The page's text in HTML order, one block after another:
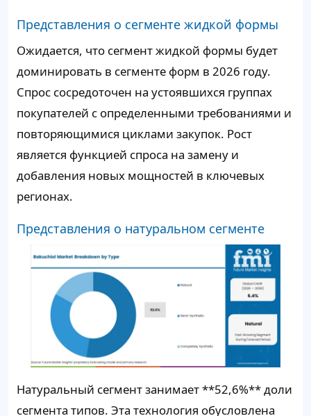
Представления о сегменте жидкой формы
Ожидается, что сегмент жидкой формы будет
доминировать в сегменте форм в 2026 году.
Спрос сосредоточен на устоявшихся группах
покупателей с определенными требованиями и
повторяющимися циклами закупок. Рост
является функцией спроса на замену и
добавления новых мощностей в ключевых
регионах.
Представления о натуральном сегменте
Натуральный сегмент занимает **52,6%** доли
сегмента типов. Эта технология обусловлена ​​